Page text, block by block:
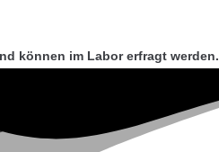
können im Labor erfragt werden.